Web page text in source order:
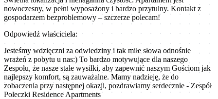
nowoczesny, w pełni wyposażony i bardzo przytulny. Kontakt z
gospodarzem bezproblemowy – szczerze polecam!
Odpowiedź właściciela:
Jesteśmy wdzięczni za odwiedziny i tak miłe słowa odnośnie
wrażeń z pobytu u nas:) To bardzo motywujące dla naszego
Zespołu, że nasze stałe wysiłki, aby zapewnić naszym Gościom jak
najlepszy komfort, są zauważalne. Mamy nadzieję, że do
zobaczenia przy następnej okazji, pozdrawiamy serdecznie - Zespół
Poleczki Residence Apartments